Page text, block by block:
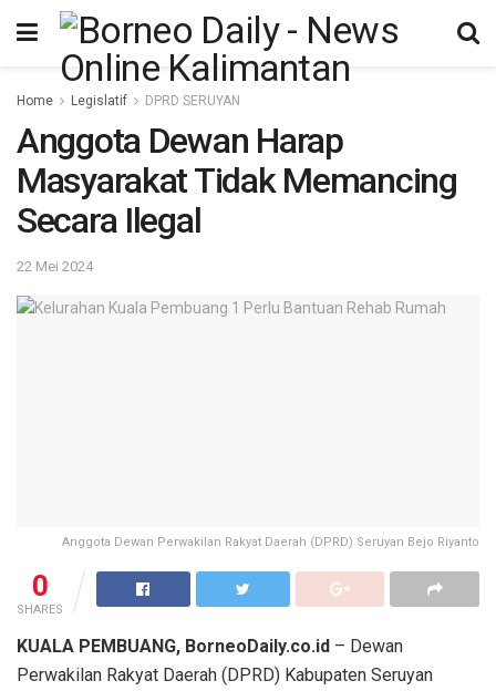
Home Legislatif DPRD SERUYAN
Anggota Dewan Harap
Masyarakat Tidak Memancing
Secara Ilegal
22 Mei 2024
Anggota Dewan Perwakilan Rakyat Daerah (DPRD) Seruyan Bejo Riyanto
0
SHARES
KUALA PEMBUANG, BorneoDaily.co.id – Dewan
Perwakilan Rakyat Daerah (DPRD) Kabupaten Seruyan